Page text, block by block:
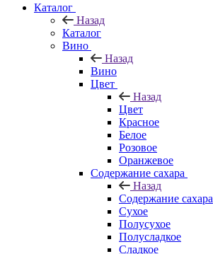
Каталог
Назад
Каталог
Вино
Назад
Вино
Цвет
Назад
Цвет
Красное
Белое
Розовое
Оранжевое
Содержание сахара
Назад
Содержание сахара
Сухое
Полусухое
Полусладкое
Сладкое